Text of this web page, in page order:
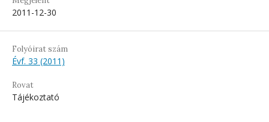
2011-12-30
Folyóirat szám
Évf. 33 (2011)
Rovat
Tájékoztató